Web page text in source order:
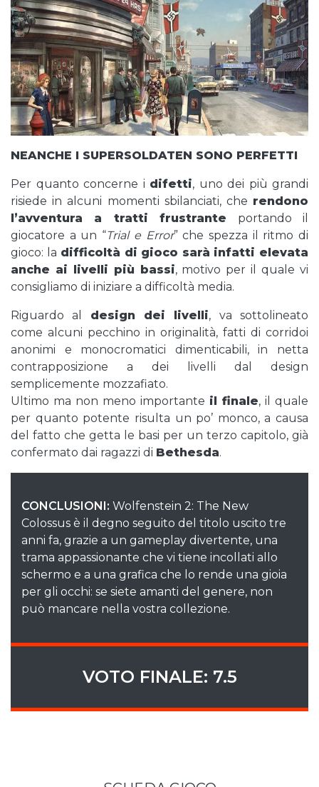
NEANCHE I SUPERSOLDATEN SONO PERFETTI
Per quanto concerne i difetti, uno dei più grandi
risiede in alcuni momenti sbilanciati, che rendono
l’avventura a tratti frustrante portando il
giocatore a un “Trial e Error” che spezza il ritmo di
gioco: la difficoltà di gioco sarà infatti elevata
anche ai livelli più bassi, motivo per il quale vi
consigliamo di iniziare a difficoltà media.
Riguardo al design dei livelli, va sottolineato
come alcuni pecchino in originalità, fatti di corridoi
anonimi e monocromatici dimenticabili, in netta
contrapposizione a dei livelli dal design
semplicemente mozzafiato.
Ultimo ma non meno importante il finale, il quale
per quanto potente risulta un po’ monco, a causa
del fatto che getta le basi per un terzo capitolo, già
confermato dai ragazzi di Bethesda.
CONCLUSIONI: Wolfenstein 2: The New
Colossus è il degno seguito del titolo uscito tre
anni fa, grazie a un gameplay divertente, una
trama appassionante che vi tiene incollati allo
schermo e a una grafica che lo rende una gioia
per gli occhi: se siete amanti del genere, non
può mancare nella vostra collezione.
VOTO FINALE: 7.5